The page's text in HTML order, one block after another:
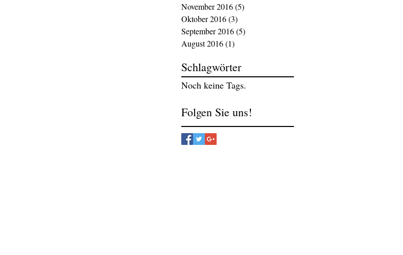
November 2016(5)
Oktober 2016(3)
September 2016(5)
August 2016(1)
Schlagwörter
Noch keine Tags.
Folgen Sie uns!